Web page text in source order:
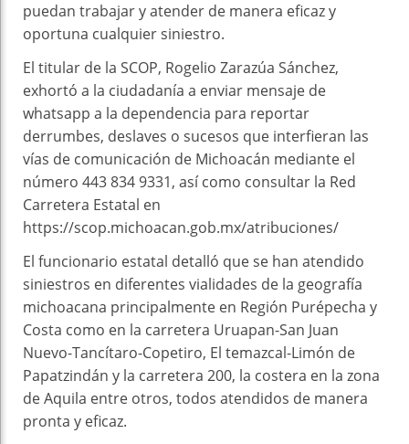
puedan trabajar y atender de manera eficaz y
oportuna cualquier siniestro.
El titular de la SCOP, Rogelio Zarazúa Sánchez,
exhortó a la ciudadanía a enviar mensaje de
whatsapp a la dependencia para reportar
derrumbes, deslaves o sucesos que interfieran las
vías de comunicación de Michoacán mediante el
número 443 834 9331, así como consultar la Red
Carretera Estatal en
https://scop.michoacan.gob.mx/atribuciones/
El funcionario estatal detalló que se han atendido
siniestros en diferentes vialidades de la geografía
michoacana principalmente en Región Purépecha y
Costa como en la carretera Uruapan-San Juan
Nuevo-Tancítaro-Copetiro, El temazcal-Limón de
Papatzindán y la carretera 200, la costera en la zona
de Aquila entre otros, todos atendidos de manera
pronta y eficaz.